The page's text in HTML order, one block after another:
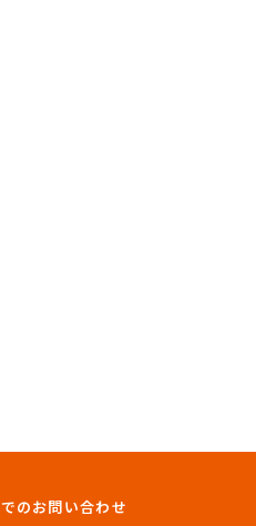
でのお問い合わせ